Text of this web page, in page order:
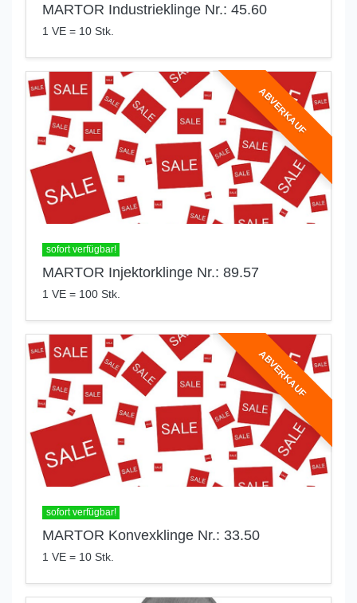
MARTOR Industrieklinge Nr.: 45.60
1 VE = 10 Stk.
ABVERKAUF
sofort verfügbar!
MARTOR Injektorklinge Nr.: 89.57
1 VE = 100 Stk.
ABVERKAUF
sofort verfügbar!
MARTOR Konvexklinge Nr.: 33.50
1 VE = 10 Stk.